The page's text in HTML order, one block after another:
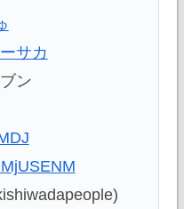
サカ
ン